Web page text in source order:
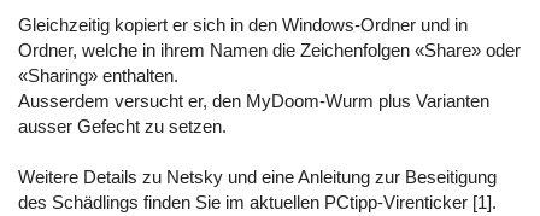
Gleichzeitig kopiert er sich in den Windows-Ordner und in
Ordner, welche in ihrem Namen die Zeichenfolgen «Share» oder
«Sharing» enthalten.
Ausserdem versucht er, den MyDoom-Wurm plus Varianten
ausser Gefecht zu setzen.
Weitere Details zu Netsky und eine Anleitung zur Beseitigung
des Schädlings finden Sie im aktuellen PCtipp-Virenticker [1].